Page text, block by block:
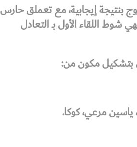
بنتيجة إيجابية، مع تعملق حارس
اللقاء الأول بـ التعادل
بتشكيل مكون من:
ياسين مرعي، كوكا.